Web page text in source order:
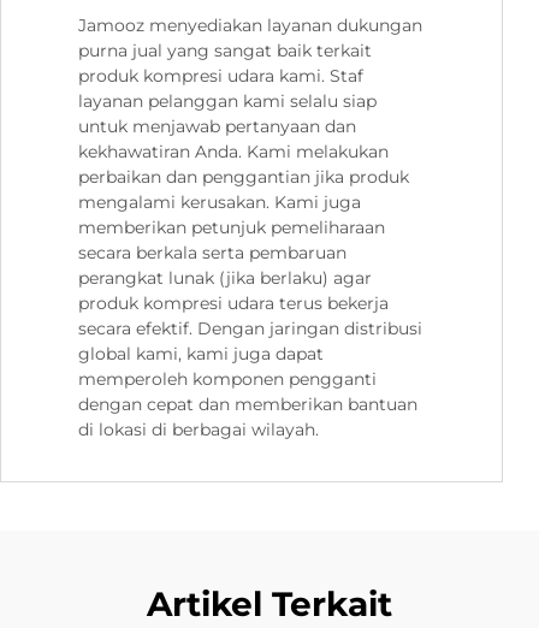
Jamooz menyediakan layanan dukungan
purna jual yang sangat baik terkait
produk kompresi udara kami. Staf
layanan pelanggan kami selalu siap
untuk menjawab pertanyaan dan
kekhawatiran Anda. Kami melakukan
perbaikan dan penggantian jika produk
mengalami kerusakan. Kami juga
memberikan petunjuk pemeliharaan
secara berkala serta pembaruan
perangkat lunak (jika berlaku) agar
produk kompresi udara terus bekerja
secara efektif. Dengan jaringan distribusi
global kami, kami juga dapat
memperoleh komponen pengganti
dengan cepat dan memberikan bantuan
di lokasi di berbagai wilayah.
Artikel Terkait